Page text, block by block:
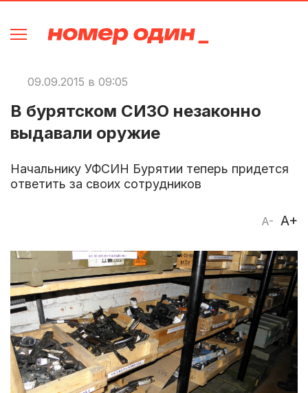
09.09.2015 в 09:05
В бурятском СИЗО незаконно
выдавали оружие
Начальнику УФСИН Бурятии теперь придется
ответить за своих сотрудников
A- A+